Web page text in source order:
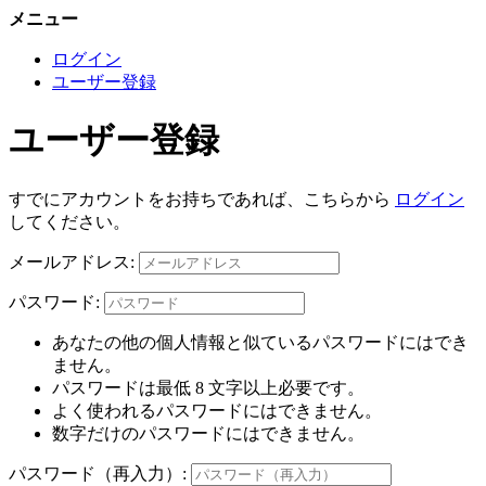
メニュー
ログイン
ユーザー登録
ユーザー登録
すでにアカウントをお持ちであれば、こちらから ログイン
してください。
メールアドレス:
パスワード:
あなたの他の個人情報と似ているパスワードにはでき
ません。
パスワードは最低 8 文字以上必要です。
よく使われるパスワードにはできません。
数字だけのパスワードにはできません。
パスワード（再入力）: